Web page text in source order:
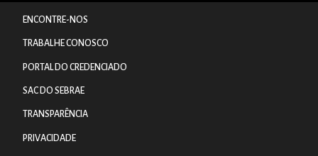
ENCONTRE-NOS
TRABALHE CONOSCO
PORTAL DO CREDENCIADO
SAC DO SEBRAE
TRANSPARÊNCIA
PRIVACIDADE